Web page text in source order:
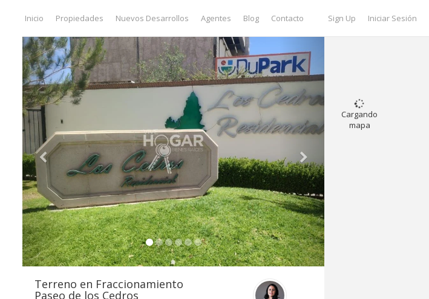
Sign Up Iniciar Sesión
Inicio Propiedades Nuevos Desarrollos Agentes Blog Contacto
Terreno en Fraccionamiento
Paseo de los Cedros
Cargando
mapa